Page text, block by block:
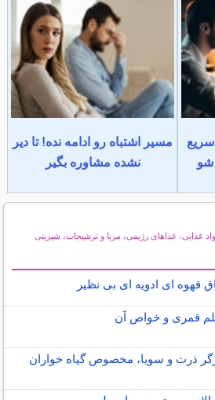
سریع
شو
مسیر اشتباه رو ادامه نده! تا دیر
نشده مشاوره بگیر
غذایی، غذاهای رژیمی، مربا و ترشیجات، شیرینی
ای ادویه ای بی نظیر
قمری و خواص آن
ذرت و سویا، مخصوص گیاه خواران